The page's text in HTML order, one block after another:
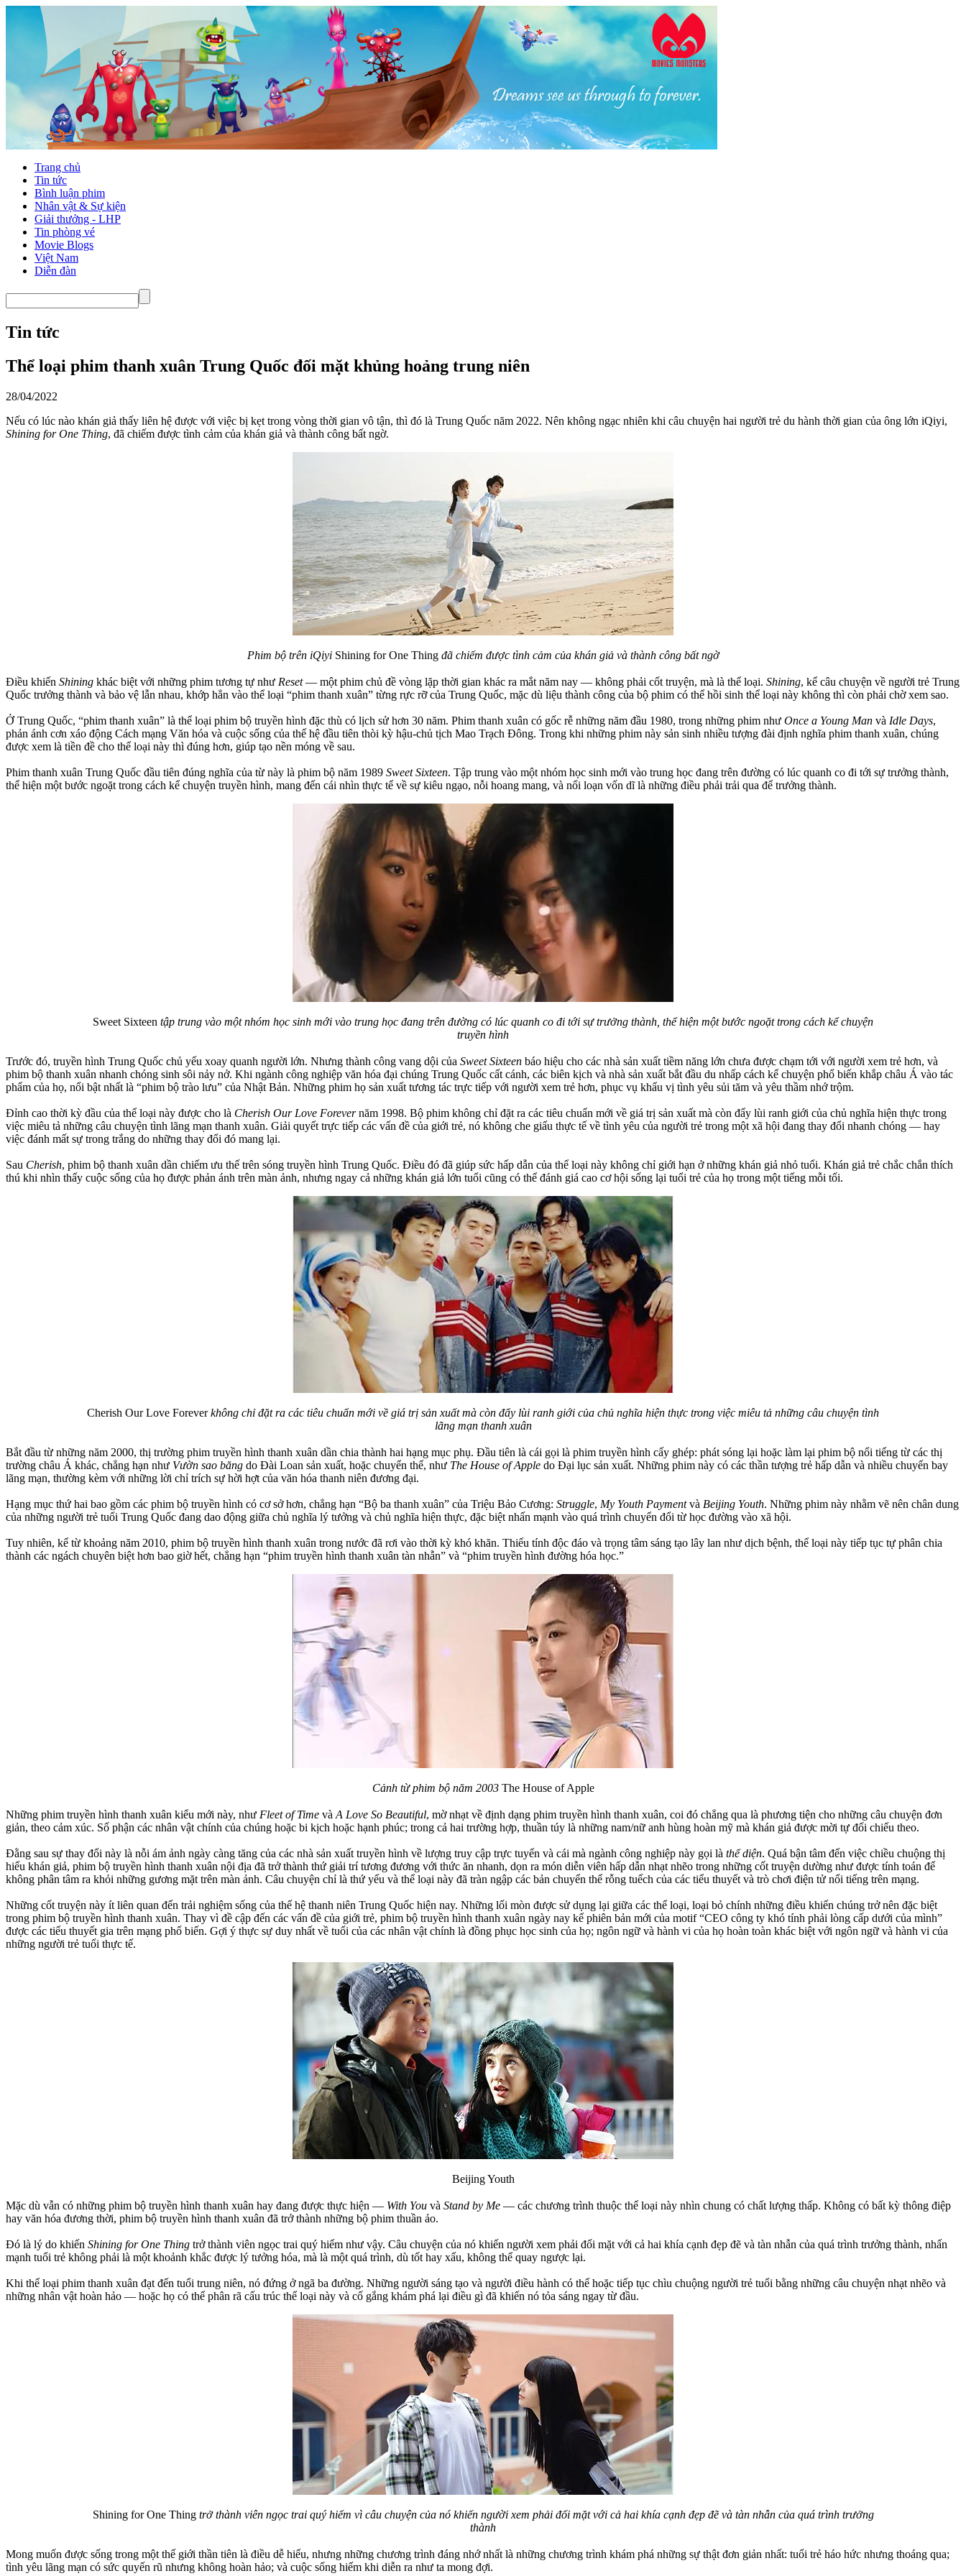
Trang chủ
Tin tức
Bình luận phim
Nhân vật & Sự kiện
Giải thưởng - LHP
Tin phòng vé
Movie Blogs
Việt Nam
Diễn đàn
Tin tức
Thể loại phim thanh xuân Trung Quốc đối mặt khủng hoảng trung niên
28/04/2022
Nếu có lúc nào khán giả thấy liên hệ được với việc bị kẹt trong vòng thời gian vô tận, thì đó là Trung Quốc năm 2022. Nên không ngạc nhiên khi câu chuyện hai người trẻ du hành thời gian của ông lớn iQiyi,
Shining for One Thing, đã chiếm được tình cảm của khán giả và thành công bất ngờ.
Phim bộ trên iQiyiShining for One Thingđã chiếm được tình cảm của khán giả và thành công bất ngờ
Điều khiến Shining khác biệt với những phim tương tự như Reset— một phim chủ đề vòng lặp thời gian khác ra mắt năm nay — không phải cốt truyện, mà là thể loại. Shining, kể câu chuyện về người trẻ Trung
Quốc trưởng thành và bảo vệ lẫn nhau, khớp hẳn vào thể loại “phim thanh xuân” từng rực rỡ của Trung Quốc, mặc dù liệu thành công của bộ phim có thể hồi sinh thể loại này không thì còn phải chờ xem sao.
Ở Trung Quốc, “phim thanh xuân” là thể loại phim bộ truyền hình đặc thù có lịch sử hơn 30 năm. Phim thanh xuân có gốc rễ những năm đầu 1980, trong những phim như Once a Young Man và Idle Days,
phản ánh cơn xáo động Cách mạng Văn hóa và cuộc sống của thế hệ đầu tiên thòi kỳ hậu-chủ tịch Mao Trạch Đông. Trong khi những phim này sản sinh nhiều tượng đài định nghĩa phim thanh xuân, chúng
được xem là tiền đề cho thể loại này thì đúng hơn, giúp tạo nền móng về sau.
Phim thanh xuân Trung Quốc đầu tiên đúng nghĩa của từ này là phim bộ năm 1989 Sweet Sixteen. Tập trung vào một nhóm học sinh mới vào trung học đang trên đường có lúc quanh co đi tới sự trưởng thành,
thể hiện một bước ngoặt trong cách kể chuyện truyền hình, mang đến cái nhìn thực tế về sự kiêu ngạo, nỗi hoang mang, và nổi loạn vốn dĩ là những điều phải trải qua để trưởng thành.
Sweet Sixteen tập trung vào một nhóm học sinh mới vào trung học đang trên đường có lúc quanh co đi tới sự trưởng thành, thể hiện một bước ngoặt trong cách kể chuyện
truyền hình
Trước đó, truyền hình Trung Quốc chủ yếu xoay quanh người lớn. Nhưng thành công vang dội của Sweet Sixteen báo hiệu cho các nhà sản xuất tiềm năng lớn chưa được chạm tới với người xem trẻ hơn, và
phim bộ thanh xuân nhanh chóng sinh sôi nảy nở. Khi ngành công nghiệp văn hóa đại chúng Trung Quốc cất cánh, các biên kịch và nhà sản xuất bắt đầu du nhấp cách kể chuyện phổ biến khắp châu Á vào tác
phẩm của họ, nổi bật nhất là “phim bộ trào lưu” của Nhật Bản. Những phim họ sản xuất tương tác trực tiếp với người xem trẻ hơn, phục vụ khẩu vị tình yêu sủi tăm và yêu thầm nhớ trộm.
Đỉnh cao thời kỳ đầu của thể loại này được cho là Cherish Our Love Forevernăm 1998. Bộ phim không chỉ đặt ra các tiêu chuẩn mới về giá trị sản xuất mà còn đẩy lùi ranh giới của chủ nghĩa hiện thực trong
việc miêu tả những câu chuyện tình lãng mạn thanh xuân. Giải quyết trực tiếp các vấn đề của giới trẻ, nó không che giấu thực tế về tình yêu của người trẻ trong một xã hội đang thay đổi nhanh chóng — hay
việc đánh mất sự trong trắng do những thay đổi đó mang lại.
Sau Cherish, phim bộ thanh xuân dần chiếm ưu thế trên sóng truyền hình Trung Quốc. Điều đó đã giúp sức hấp dẫn của thể loại này không chỉ giới hạn ở những khán giả nhỏ tuổi. Khán giả trẻ chắc chắn thích
thú khi nhìn thấy cuộc sống của họ được phản ánh trên màn ảnh, nhưng ngay cả những khán giả lớn tuổi cũng có thể đánh giá cao cơ hội sống lại tuổi trẻ của họ trong một tiếng mỗi tối.
Cherish Our Love Foreverkhông chỉ đặt ra các tiêu chuẩn mới về giá trị sản xuất mà còn đẩy lùi ranh giới của chủ nghĩa hiện thực trong việc miêu tả những câu chuyện tình
lãng mạn thanh xuân
Bắt đầu từ những năm 2000, thị trường phim truyền hình thanh xuân dần chia thành hai hạng mục phụ. Đầu tiên là cái gọi là phim truyền hình cấy ghép: phát sóng lại hoặc làm lại phim bộ nổi tiếng từ các thị
trường châu Á khác, chẳng hạn như Vườn sao băng do Đài Loan sản xuất, hoặc chuyển thể, như The House of Apple do Đại lục sản xuất. Những phim này có các thần tượng trẻ hấp dẫn và nhiều chuyến bay
lãng mạn, thường kèm với những lời chỉ trích sự hời hợt của văn hóa thanh niên đương đại.
Hạng mục thứ hai bao gồm các phim bộ truyền hình có cơ sở hơn, chẳng hạn “Bộ ba thanh xuân” của Triệu Bảo Cương: Struggle, My Youth Paymentvà Beijing Youth. Những phim này nhằm vẽ nên chân dung
của những người trẻ tuổi Trung Quốc đang dao động giữa chủ nghĩa lý tưởng và chủ nghĩa hiện thực, đặc biệt nhấn mạnh vào quá trình chuyển đổi từ học đường vào xã hội.
Tuy nhiên, kể từ khoảng năm 2010, phim bộ truyền hình thanh xuân trong nước đã rơi vào thời kỳ khó khăn. Thiếu tính độc đáo và trọng tâm sáng tạo lây lan như dịch bệnh, thể loại này tiếp tục tự phân chia
thành các ngách chuyên biệt hơn bao giờ hết, chẳng hạn “phim truyền hình thanh xuân tàn nhẫn” và “phim truyền hình đường hóa học.”
Cảnh từ phim bộ năm 2003The House of Apple
Những phim truyền hình thanh xuân kiểu mới này, như Fleet of Time và A Love So Beautiful, mờ nhạt về định dạng phim truyền hình thanh xuân, coi đó chẳng qua là phương tiện cho những câu chuyện đơn
giản, theo cảm xúc. Số phận các nhân vật chính của chúng hoặc bi kịch hoặc hạnh phúc; trong cả hai trường hợp, thuần túy là những nam/nữ anh hùng hoàn mỹ mà khán giả được mời tự đối chiếu theo.
Đằng sau sự thay đổi này là nỗi ám ảnh ngày càng tăng của các nhà sản xuất truyền hình về lượng truy cập trực tuyến và cái mà ngành công nghiệp này gọi là thể diện. Quá bận tâm đến việc chiều chuộng thị
hiếu khán giả, phim bộ truyền hình thanh xuân nội địa đã trở thành thứ giải trí tương đương với thức ăn nhanh, dọn ra món diễn viên hấp dẫn nhạt nhẽo trong những cốt truyện dường như được tính toán để
không phân tâm ra khỏi những gương mặt trên màn ảnh. Câu chuyện chỉ là thứ yếu và thể loại này đã tràn ngập các bản chuyển thể rỗng tuếch của các tiểu thuyết và trò chơi điện tử nổi tiếng trên mạng.
Những cốt truyện này ít liên quan đến trải nghiệm sống của thế hệ thanh niên Trung Quốc hiện nay. Những lối mòn được sử dụng lại giữa các thể loại, loại bỏ chính những điều khiến chúng trở nên đặc biệt
trong phim bộ truyền hình thanh xuân. Thay vì đề cập đến các vấn đề của giới trẻ, phim bộ truyền hình thanh xuân ngày nay kể phiên bản mới của motif “CEO công ty khó tính phải lòng cấp dưới của mình”
được các tiểu thuyết gia trên mạng phổ biến. Gợi ý thực sự duy nhất về tuổi của các nhân vật chính là đồng phục học sinh của họ; ngôn ngữ và hành vi của họ hoàn toàn khác biệt với ngôn ngữ và hành vi của
những người trẻ tuổi thực tế.
Beijing Youth
Mặc dù vẫn có những phim bộ truyền hình thanh xuân hay đang được thực hiện — With You và Stand by Me — các chương trình thuộc thể loại này nhìn chung có chất lượng thấp. Không có bất kỳ thông điệp
hay văn hóa đương thời, phim bộ truyền hình thanh xuân đã trở thành những bộ phim thuần ảo.
Đó là lý do khiến Shining for One Thing trở thành viên ngọc trai quý hiếm như vậy. Câu chuyện của nó khiến người xem phải đối mặt với cả hai khía cạnh đẹp đẽ và tàn nhẫn của quá trình trưởng thành, nhấn
mạnh tuổi trẻ không phải là một khoảnh khắc được lý tưởng hóa, mà là một quá trình, dù tốt hay xấu, không thể quay ngược lại.
Khi thể loại phim thanh xuân đạt đến tuổi trung niên, nó đứng ở ngã ba đường. Những người sáng tạo và người điều hành có thể hoặc tiếp tục chìu chuộng người trẻ tuổi bằng những câu chuyện nhạt nhẽo và
những nhân vật hoàn hảo — hoặc họ có thể phân rã cấu trúc thể loại này và cố gắng khám phá lại điều gì đã khiến nó tỏa sáng ngay từ đầu.
Shining for One Thingtrở thành viên ngọc trai quý hiếm vì câu chuyện của nó khiến người xem phải đối mặt với cả hai khía cạnh đẹp đẽ và tàn nhẫn của quá trình trưởng
thành
Mong muốn được sống trong một thế giới thần tiên là điều dễ hiểu, nhưng những chương trình đáng nhớ nhất là những chương trình khám phá những sự thật đơn giản nhất: tuổi trẻ háo hức nhưng thoáng qua;
tình yêu lãng mạn có sức quyến rũ nhưng không hoàn hảo; và cuộc sống hiếm khi diễn ra như ta mong đợi.